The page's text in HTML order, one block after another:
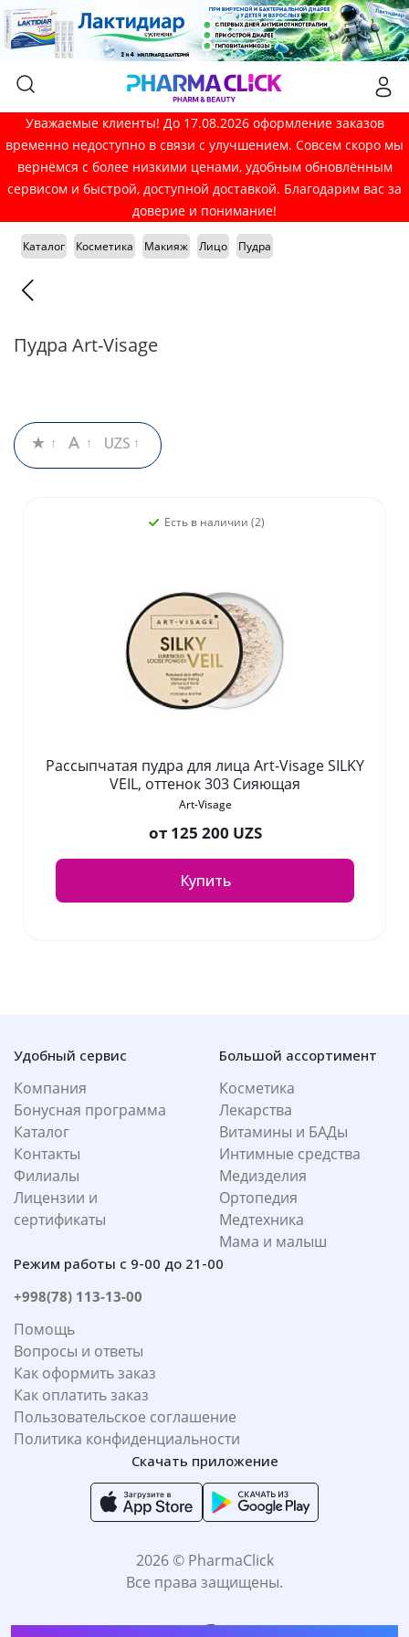
Уважаемые клиенты! До 17.08.2026 оформление заказов
временно недоступно в связи с улучшением. Совсем скоро мы
вернёмся с более низкими ценами, удобным обновлённым
сервисом и быстрой, доступной доставкой. Благодарим вас за
доверие и понимание!
Каталог Косметика Макияж Лицо Пудра
Пудра Art-Visage
Есть в наличии (2)
Рассыпчатая пудра для лица Art-Visage SILKY
VEIL, оттенок 303 Сияющая
Art-Visage
от 125 200 UZS
Купить
Удобный сервис
Компания
Бонусная программа
Каталог
Контакты
Филиалы
Лицензии и
сертификаты
Большой ассортимент
Косметика
Лекарства
Витамины и БАДы
Интимные средства
Медизделия
Ортопедия
Медтехника
Мама и малыш
Режим работы с 9-00 до 21-00
+998(78) 113-13-00
Помощь
Вопросы и ответы
Как оформить заказ
Как оплатить заказ
Пользовательское соглашение
Политика конфиденциальности
Скачать приложение
2026 © PharmaClick
Все права защищены.